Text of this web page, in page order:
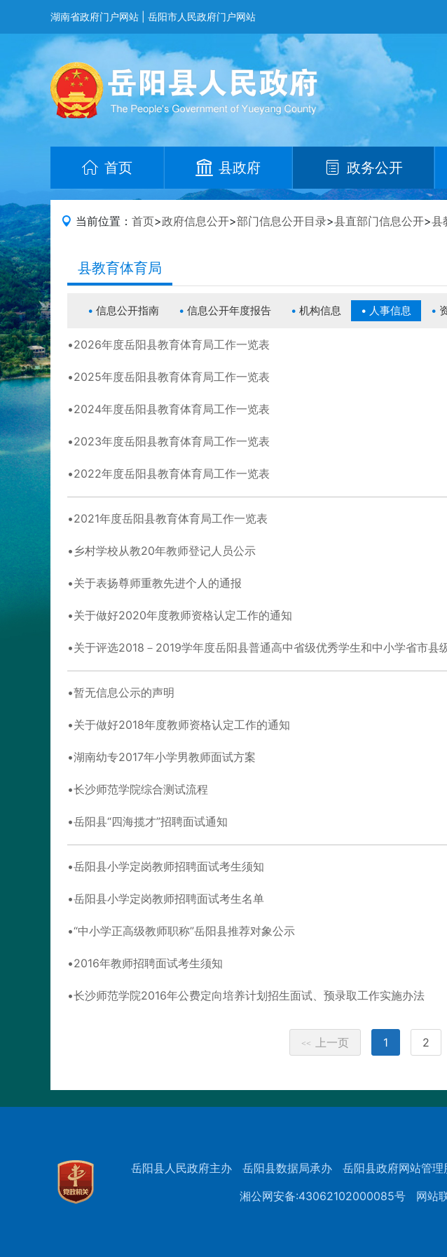
湖南省政府门户网站 岳阳市人民政府门户网站
首页 县政府 政务公开
当前位置： 首页>政府信息公开>部门信息公开目录>县直部门信息公开>县
县教育体育局
信息公开指南 信息公开年度报告 机构信息 人事信息
2026年度岳阳县教育体育局工作一览表
2025年度岳阳县教育体育局工作一览表
2024年度岳阳县教育体育局工作一览表
2023年度岳阳县教育体育局工作一览表
2022年度岳阳县教育体育局工作一览表
2021年度岳阳县教育体育局工作一览表
乡村学校从教20年教师登记人员公示
关于表扬尊师重教先进个人的通报
关于做好2020年度教师资格认定工作的通知
关于评选2018－2019学年度岳阳县普通高中省级优秀学生和中小学省市县
暂无信息公示的声明
关于做好2018年度教师资格认定工作的通知
湖南幼专2017年小学男教师面试方案
长沙师范学院综合测试流程
岳阳县“四海揽才”招聘面试通知
岳阳县小学定岗教师招聘面试考生须知
岳阳县小学定岗教师招聘面试考生名单
“中小学正高级教师职称”岳阳县推荐对象公示
2016年教师招聘面试考生须知
长沙师范学院2016年公费定向培养计划招生面试、预录取工作实施办法
<< 上一页 1 2
岳阳县人民政府主办 岳阳县数据局承办 岳阳县政府网站管理
湘公网安备:43062102000085号
网站